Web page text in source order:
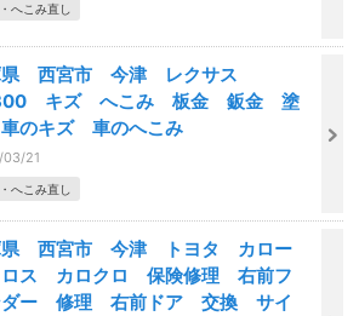
へこみ直し
県 西宮市 今津 レクサス
キズ へこみ 板金 鈑金 塗
のキズ 車のへこみ
21
へこみ直し
県 西宮市 今津 トヨタ カロー
ロス カロクロ 保険修理 右前フ
ダー 修理 右前ドア 交換 サイ